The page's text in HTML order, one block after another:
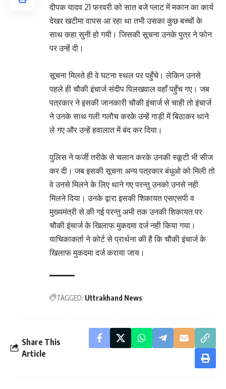
दीपक यादव 21 फरवरी को सात बजे प्लाट में मकान का कार्य
देखर खटीमा वापस आ रहा था तभी उसका कुछ बच्चों के
साथ कहा सुनी हो गयी। जिसकी सूचना उनके पुत्र ने फोन
पर उन्हें दी।
सूचना मिलते ही वे घटना स्थल पर पहुँचे। लेकिन उनसे
पहले ही चौकी इंचार्ज संदीप पिलखवाल वहाँ पहुँच गए। जब
पत्रकार ने इसकी जानकारी चौकी इंचार्ज से चाही तो इंचार्ज
ने उनके साथ गली गलौच करके उन्हें गाड़ी में बिठाकर थाने
ले गए और उन्हें हवालात में बंद कर दिया।
पुलिस ने फर्जी तरीके से चलान करके उनकी स्कूटी भी सीज
कर दी। जब इसकी सूचना अन्य पत्रकार बंधुओ को मिली तो
वे उनसे मिलने के लिए थाने गए परन्तु उनको उनसे नही
मिलने दिया। उनके द्वारा इसकी शिकायत एसएसपी व
मुख्यमंत्री से की गई परन्तु अभी तक उनकी शिकायत पर
चौकी इंचार्ज के खिलाफ मुकदमा दर्ज नही किया गया।
याचिकाकर्ता ने कोर्ट से प्रार्थना की है कि चौकी इंचार्ज के
खिलाफ मुकदमा दर्ज कराया जाय।
TAGGED: Uttrakhand News
Share This
Article